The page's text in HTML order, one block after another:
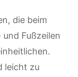
die beim
Fußzeilen
leicht zu